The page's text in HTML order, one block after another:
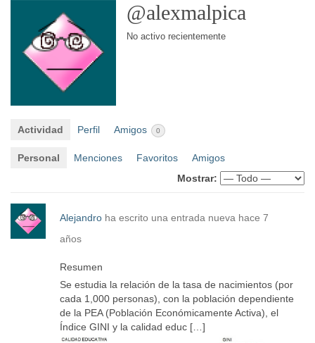
@alexmalpica
No activo recientemente
Actividad Perfil Amigos 0
Personal Menciones Favoritos
Amigos
Mostrar:
Alejandro ha escrito una entrada nueva hace 7
años
Resumen
Se estudia la relación de la tasa de nacimientos (por
cada 1,000 personas), con la población dependiente
de la PEA (Población Económicamente Activa), el
Índice GINI y la calidad educ […]